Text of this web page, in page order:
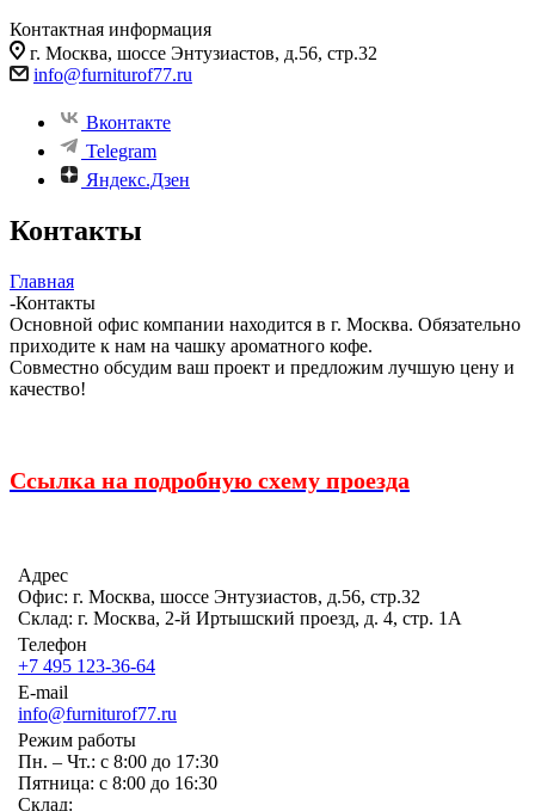
Контактная информация
г. Москва, шоссе Энтузиастов, д.56, стр.32
info@furniturof77.ru
Вконтакте
Telegram
Яндекс.Дзен
Контакты
Главная
-Контакты
Основной офис компании находится в г. Москва. Обязательно
приходите к нам на чашку ароматного кофе.
Совместно обсудим ваш проект и предложим лучшую цену и
качество!
Ссылка на подробную схему проезда
Адрес
Офис: г. Москва, шоссе Энтузиастов, д.56, стр.32
Склад: г. Москва, 2-й Иртышский проезд, д. 4, стр. 1А
Телефон
+7 495 123-36-64
E-mail
info@furniturof77.ru
Режим работы
Пн. – Чт.: с 8:00 до 17:30
Пятница: с 8:00 до 16:30
Склад: